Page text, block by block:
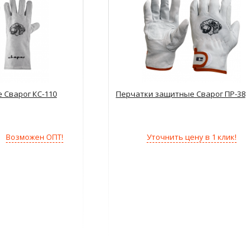
КС-110
Возможен ОПТ!
Перчатки защитные Сварог ПР-38
Уточнить цену в 1 клик!